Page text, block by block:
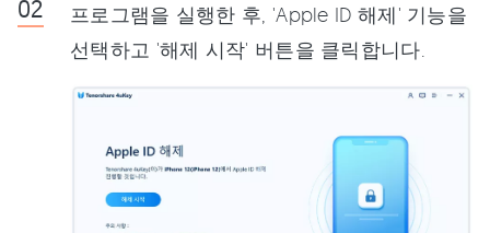
프로그램을 실행한 후, 'Apple ID 해제' 기능을
선택하고 '해제 시작' 버튼을 클릭합니다.